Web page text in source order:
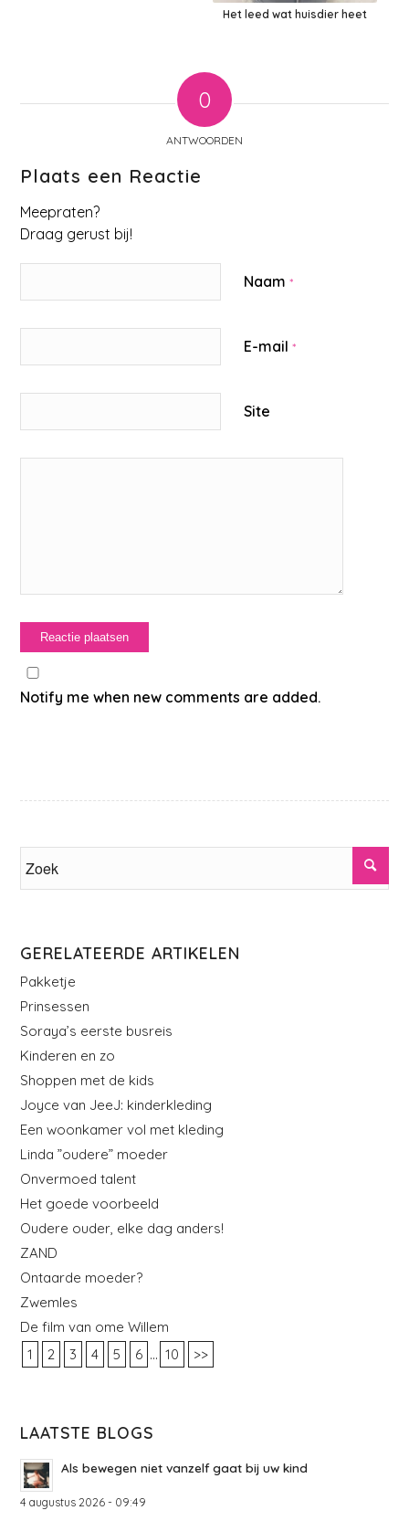
Het leed wat huisdier heet
0
ANTWOORDEN
Plaats een Reactie
Meepraten?
Draag gerust bij!
Naam*
E-mail*
Site
Notify me when new comments are added.
GERELATEERDE ARTIKELEN
Pakketje
Prinsessen
Soraya’s eerste busreis
Kinderen en zo
Shoppen met de kids
Joyce van JeeJ: kinderkleding
Een woonkamer vol met kleding
Linda ”oudere” moeder
Onvermoed talent
Het goede voorbeeld
Oudere ouder, elke dag anders!
ZAND
Ontaarde moeder?
Zwemles
De film van ome Willem
1
2 3 4 5 6 ... 10 >>
LAATSTE BLOGS
Als bewegen niet vanzelf gaat bij uw kind
4 augustus 2026 - 09:49